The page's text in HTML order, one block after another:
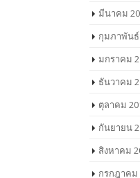
มีนาคม
กุมภาพันธ์
มกราคม
ธันวาคม
ตุลาคม
กันยายน
สิงหาคม
กรกฎาคม